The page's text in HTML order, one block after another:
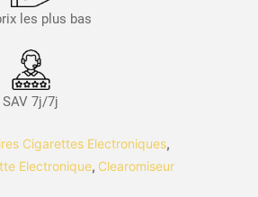
les plus bas
SAV 7j/7j
Cigarettes Electroniques,
Electronique, Clearomiseur